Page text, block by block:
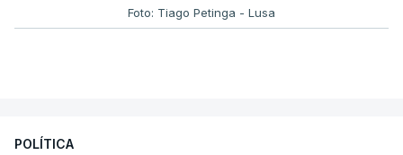
Foto: Tiago Petinga - Lusa
POLÍTICA